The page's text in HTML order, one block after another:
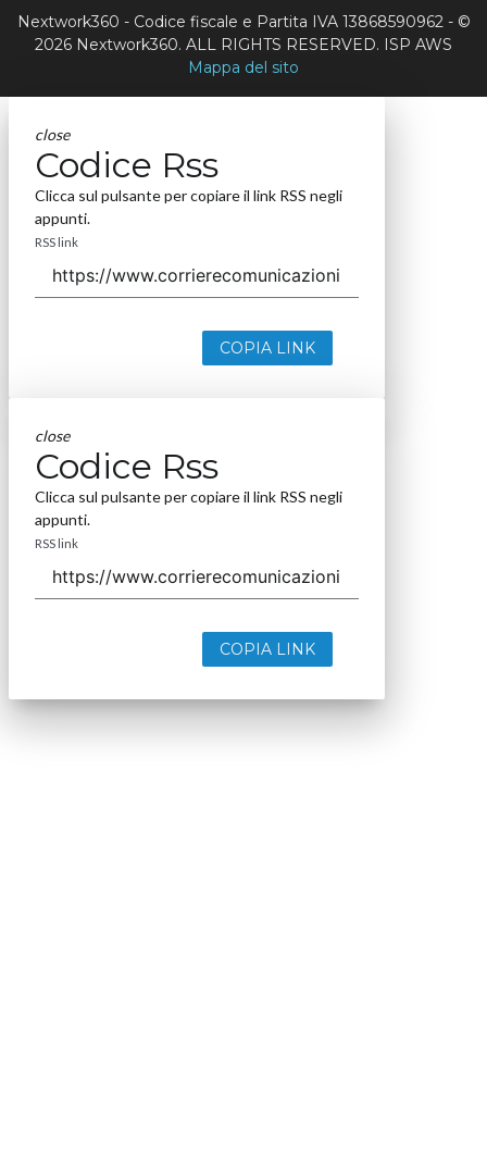
Nextwork360 - Codice fiscale e Partita IVA 13868590962 - ©
2026 Nextwork360. ALL RIGHTS RESERVED. ISP AWS
Mappa del sito
close
Codice Rss
Clicca sul pulsante per copiare il link RSS negli
appunti.
RSS link
COPIA LINK
close
Codice Rss
Clicca sul pulsante per copiare il link RSS negli
appunti.
RSS link
COPIA LINK